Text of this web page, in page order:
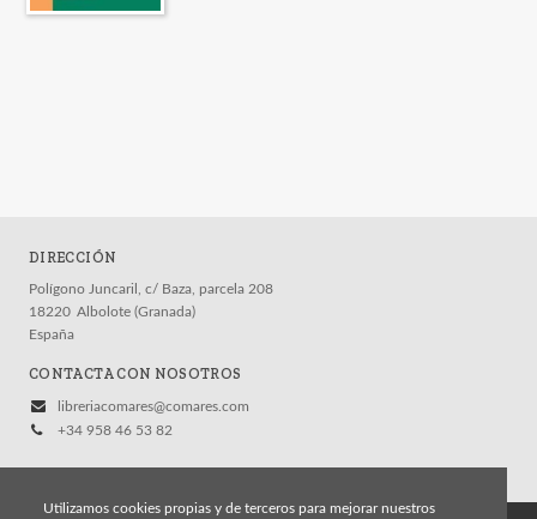
DIRECCIÓN
Polígono Juncaril, c/ Baza, parcela 208
18220 Albolote (Granada)
España
CONTACTA CON NOSOTROS
libreriacomares@comares.com
+34 958 46 53 82
Utilizamos cookies propias y de terceros para mejorar nuestros